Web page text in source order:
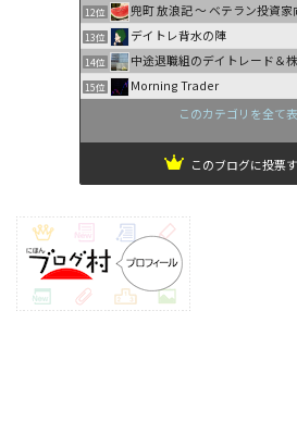
12位 兜町 放浪記 〜 ベテラン投資
13位 デイトレ背水の陣
14位 中途退職組のデイトレード＆
15位
Morning Trader
このカテゴリを全て
このブログに投票